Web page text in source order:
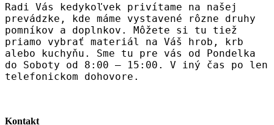
Radi Vás kedykoľvek privítame na našej
prevádzke, kde máme vystavené rôzne druhy
pomníkov a doplnkov. Môžete si tu tiež
priamo vybrať materiál na Váš hrob, krb
alebo kuchyňu. Sme tu pre vás od Pondelka
do Soboty od 8:00 – 15:00. V iný čas po len
telefonickom dohovore.
Kontakt